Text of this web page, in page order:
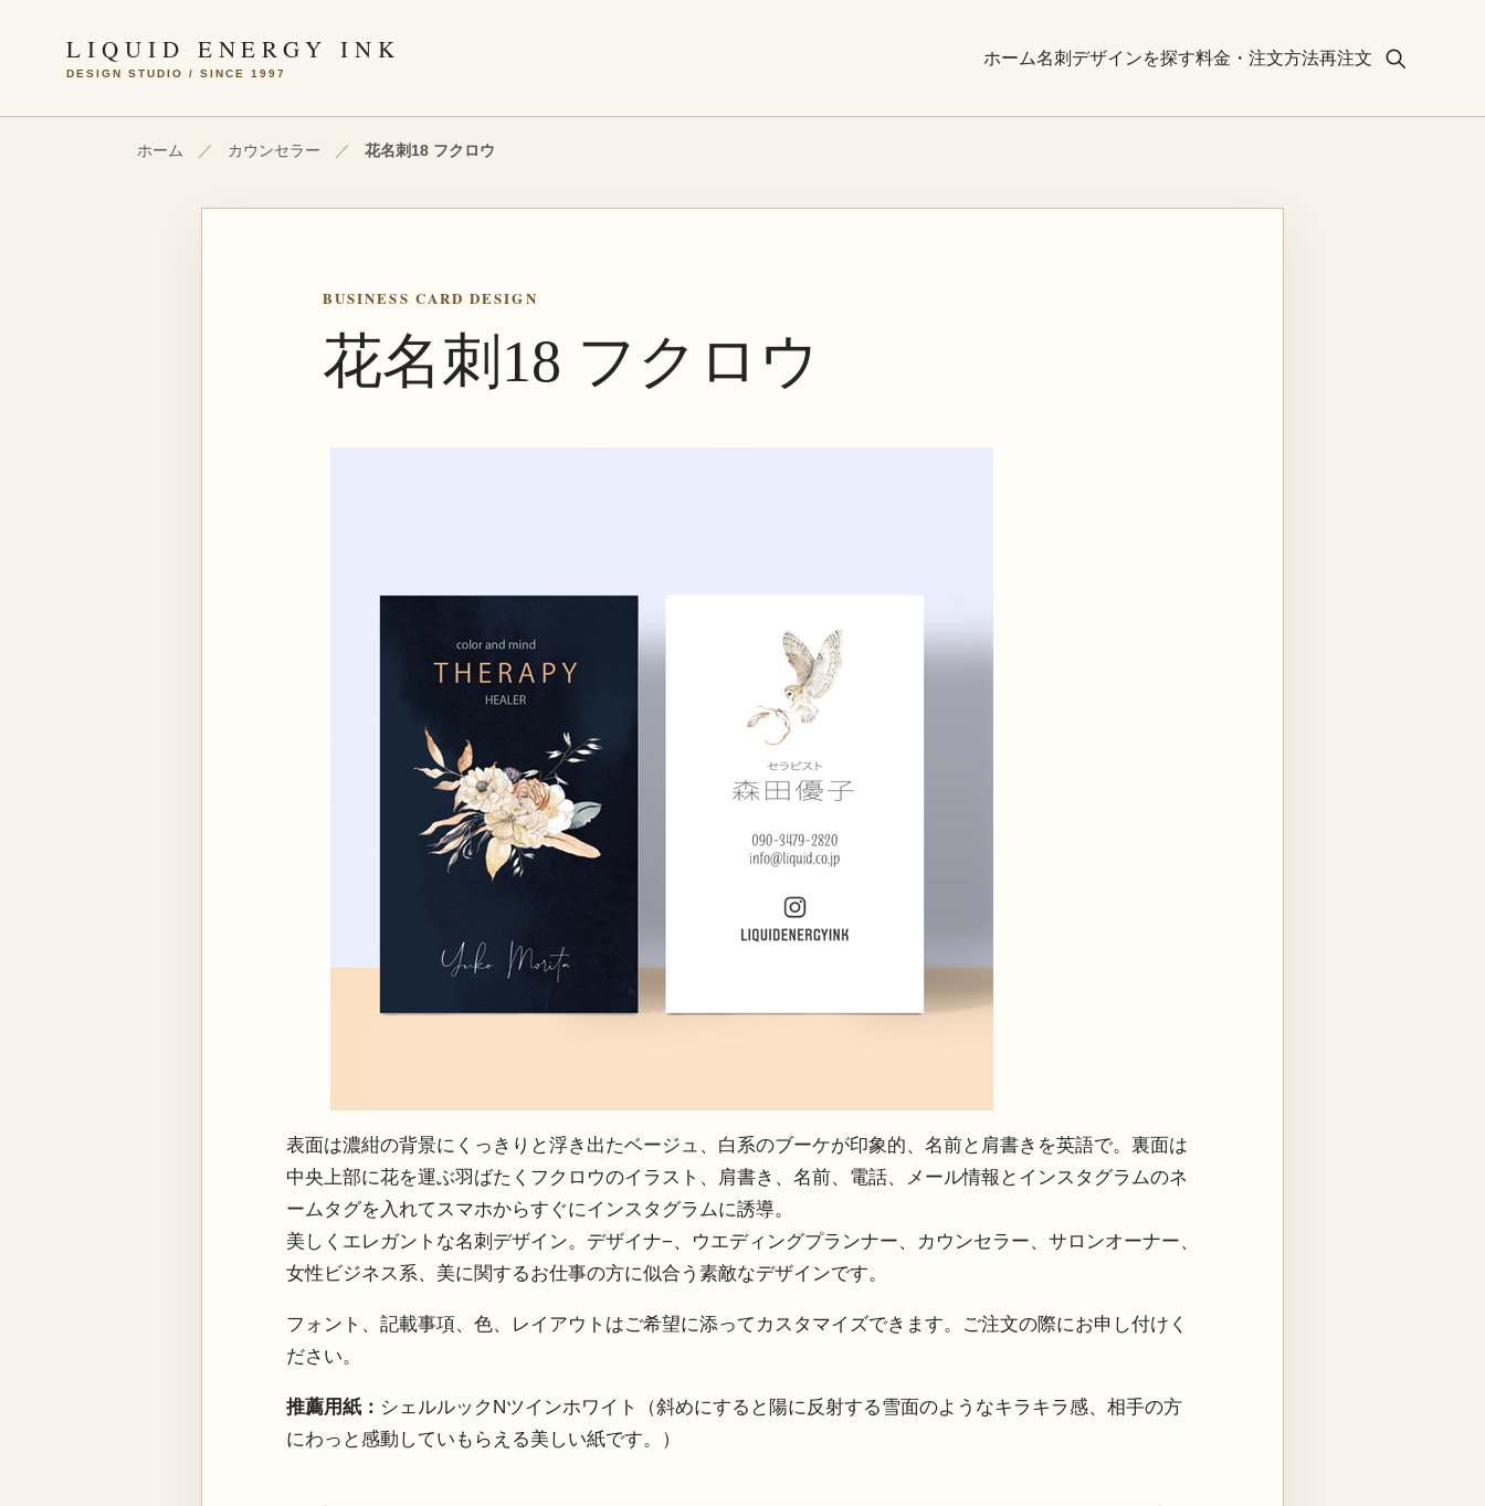
LIQUID ENERGY INK
DESIGN STUDIO / SINCE 1997
ホーム名刺デザインを探す料金・注文方法再注文
ホーム ／ カウンセラー ／ 花名刺18 フクロウ
BUSINESS CARD DESIGN
花名刺18 フクロウ
表面は濃紺の背景にくっきりと浮き出たベージュ、白系のブーケが印象的、名前と肩書きを英語で。裏面は
中央上部に花を運ぶ羽ばたくフクロウのイラスト、肩書き、名前、電話、メール情報とインスタグラムのネ
ームタグを入れてスマホからすぐにインスタグラムに誘導。
美しくエレガントな名刺デザイン。デザイナ−、ウエディングプランナー、カウンセラー、サロンオーナー、
女性ビジネス系、美に関するお仕事の方に似合う素敵なデザインです。
フォント、記載事項、色、レイアウトはご希望に添ってカスタマイズできます。ご注文の際にお申し付けく
ださい。
推薦用紙： シェルルックNツインホワイト（斜めにすると陽に反射する雪面のようなキラキラ感、相手の方
にわっと感動していもらえる美しい紙です。）